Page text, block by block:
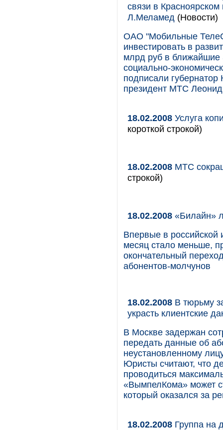
связи в
Л.Меламед (Новости)
ОАО "Мобильные
инвестировать в
млрд руб в ближайшие
социально-
подписали
президент МТС
18.02.2008 Услуга
короткой строкой)
18.02.2008 МТС
строкой)
18.02.2008 «Билайн»
Впервые в российской
месяц стало меньше,
окончательный
абонентов-молчунов
18.02.2008 В тюрьму
украсть клиентские
В Москве задержан
передать данные об
неустановленному
Юристы считают, что
проводиться
«ВымпелКома» может
который оказался за
18.02.2008 Группа на